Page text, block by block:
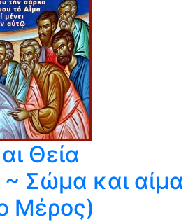
Θεία
~ Σώμα και αίμα
Μέρος)